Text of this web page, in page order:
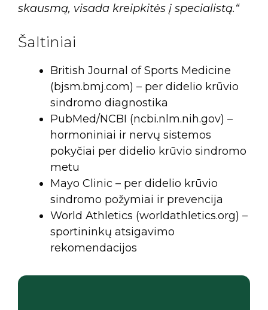
skausmą, visada kreipkitės į specialistą.“
Šaltiniai
British Journal of Sports Medicine
(bjsm.bmj.com) – per didelio krūvio
sindromo diagnostika
PubMed/NCBI (ncbi.nlm.nih.gov) –
hormoniniai ir nervų sistemos
pokyčiai per didelio krūvio sindromo
metu
Mayo Clinic – per didelio krūvio
sindromo požymiai ir prevencija
World Athletics (worldathletics.org) –
sportininkų atsigavimo
rekomendacijos